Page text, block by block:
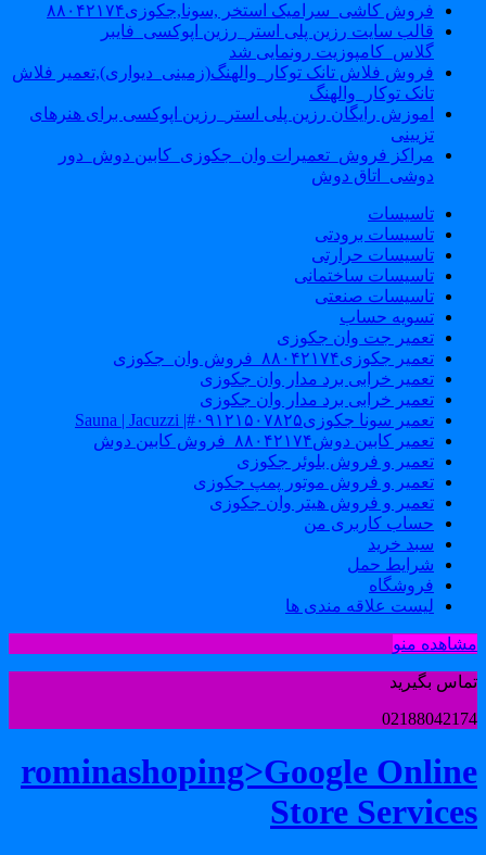
فروش کاشی_سرامیک استخر ,سونا,جکوزی۸۸۰۴۲۱۷۴
قالب سایت رزین پلی استر_رزین اپوکسی_فایبر
گلاس_کامپوزیت رونمایی شد
فروش فلاش تانک توکار_والهنگ(زمینی_دیواری),تعمیر فلاش
تانک توکار_والهنگ
اموزش رایگان رزین پلی استر_رزین اپوکسی برای هنرهای
تزیینی
مراکز فروش_تعمیرات وان_جکوزی_کابین دوش_دور
دوشی_اتاق دوش
تاسیسات
تاسیسات برودتی
تاسیسات حرارتی
تاسیسات ساختمانی
تاسیسات صنعتی
تسویه حساب
تعمیر جت وان جکوزی
تعمیر جکوزی۸۸۰۴۲۱۷۴_فروش وان_جکوزی
تعمیر خرابی برد مدار وان جکوزی
تعمیر خرابی برد مدار وان جکوزی
تعمیر سونا جکوزی۰۹۱۲۱۵۰۷۸۲۵#| Sauna | Jacuzzi
تعمیر کابین دوش۸۸۰۴۲۱۷۴_فروش کابین دوش
تعمیر و فروش بلوئر جکوزی
تعمیر و فروش موتور پمپ جکوزی
تعمیر و فروش هیتر وان جکوزی
حساب کاربری من
سبد خرید
شرایط حمل
فروشگاه
لیست علاقه مندی ها
منو
بگیرید
rominashoping>Google
Store